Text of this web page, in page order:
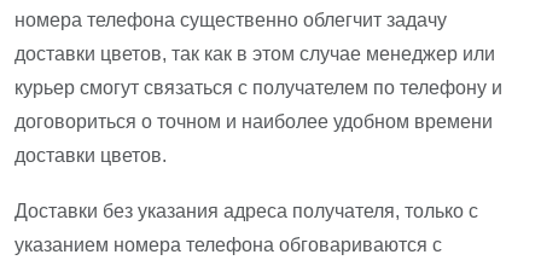
номера телефона существенно облегчит задачу
доставки цветов, так как в этом случае менеджер или
курьер смогут связаться с получателем по телефону и
договориться о точном и наиболее удобном времени
доставки цветов.
Доставки без указания адреса получателя, только с
указанием номера телефона обговариваются с